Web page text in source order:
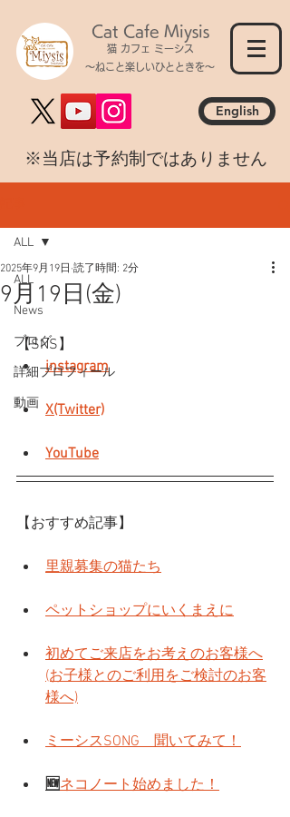
Cat Cafe Miysis
猫 カフェ ミーシス
～ねこと楽しいひとときを～
English
​※当店は予約制ではありません
ALL
News
ブログ
詳細プロフィール
動画
ALL
9月19日(金)
2025年9月19日 読了時間: 2分
【SNS】
instagram
X(Twitter)
YouTube
【おすすめ記事】
里親募集の猫たち
ペットショップにいくまえに
初めてご来店をお考えのお客様へ
(お子様とのご利用をご検討のお客
様へ)
ミーシスSONG　聞いてみて！
🆕ネコノート始めました！